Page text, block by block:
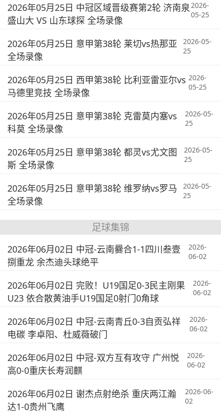
2026年05月25日 中冠区域晋级赛第2轮 济南泉
盛山大 VS 山东球探 全场录像
2026-
05-25
2026年05月25日 意甲第38轮 莱切vs热那亚
全场录像
2026-05-
25
2026年05月25日 西甲第38轮 比利亚雷亚尔vs
马德里竞技 全场录像
2026-
05-25
2026年05月25日 意甲第38轮 克雷莫内塞vs
科莫 全场录像
2026-05-
25
2026年05月25日 意甲第38轮 都灵vs尤文图
斯 全场录像
2026-05-
25
2026年05月25日 意甲第38轮 维罗纳vs罗马
全场录像
2026-05-
25
足球集锦
2026年06月02日 中冠-云南爨合1-1四川叁壹
捌重龙 余杰迪头球绝平
2026-
06-02
2026年06月02日 完败！U19国足0-3民主刚果
U23 依合散黄油手U19国足0射门0角球
2026-
06-02
2026年06月02日 中冠-云南青丘0-3自贡弘祥
电碳 李卓阳、杜威薇破门
2026-
06-02
2026年06月02日 中冠-双方互有攻守 广州悦
高0-0重庆长寿润麒
2026-
06-02
2026年06月02日 谢杰点射绝杀 重庆两江瀚
达1-0贵州飞鹰
2026-06-
02